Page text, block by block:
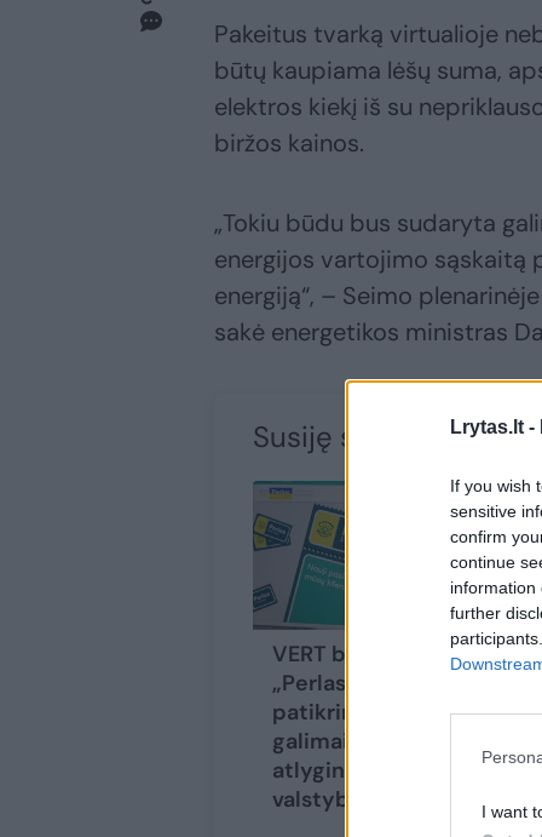
Lrytas.lt -
If you wish
sensitive
confirm
continue
information
further
I want
Pakeitus tvarką virtualioje
būtų kaupiama lėšų suma,
elektros kiekį iš su
biržos kainos.
„Tokiu būdu bus sudaryta
energijos vartojimo sąskaitą
energiją“, – Seimo
sakė energetikos ministras
Susiję straipsniai
VERT baigė
„Perlas Energija“
patikrinimą:
galimai turės
atlyginti žalą
valstybei